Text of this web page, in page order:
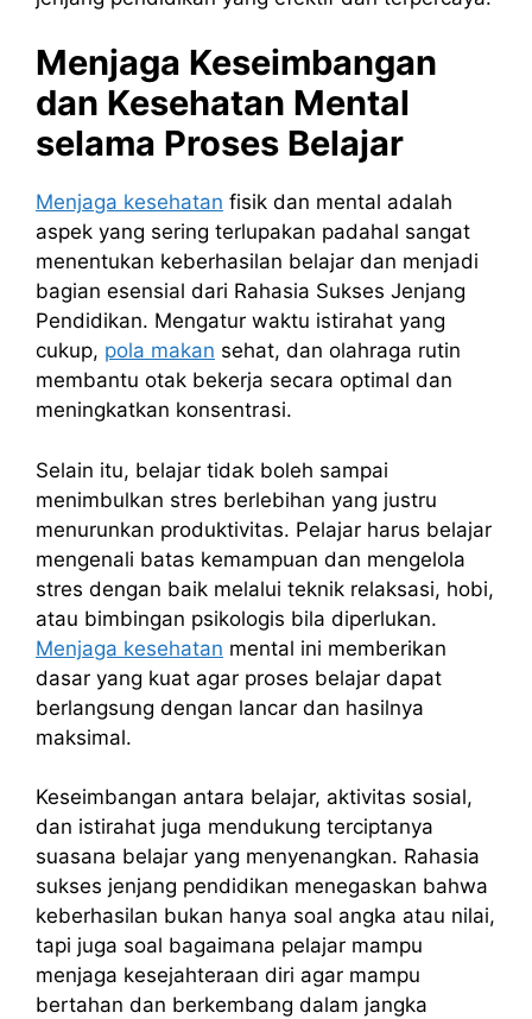
Menjaga Keseimbangan
dan Kesehatan Mental
selama Proses Belajar
Menjaga kesehatan fisik dan mental adalah
aspek yang sering terlupakan padahal sangat
menentukan keberhasilan belajar dan menjadi
bagian esensial dari Rahasia Sukses Jenjang
Pendidikan. Mengatur waktu istirahat yang
cukup, pola makan sehat, dan olahraga rutin
membantu otak bekerja secara optimal dan
meningkatkan konsentrasi.
Selain itu, belajar tidak boleh sampai
menimbulkan stres berlebihan yang justru
menurunkan produktivitas. Pelajar harus belajar
mengenali batas kemampuan dan mengelola
stres dengan baik melalui teknik relaksasi, hobi,
atau bimbingan psikologis bila diperlukan.
Menjaga kesehatan mental ini memberikan
dasar yang kuat agar proses belajar dapat
berlangsung dengan lancar dan hasilnya
maksimal.
Keseimbangan antara belajar, aktivitas sosial,
dan istirahat juga mendukung terciptanya
suasana belajar yang menyenangkan. Rahasia
sukses jenjang pendidikan menegaskan bahwa
keberhasilan bukan hanya soal angka atau nilai,
tapi juga soal bagaimana pelajar mampu
menjaga kesejahteraan diri agar mampu
bertahan dan berkembang dalam jangka